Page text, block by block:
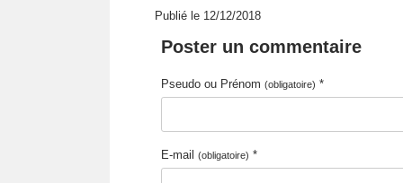
Publié le 12/12/2018
Poster un commentaire
Pseudo ou Prénom (obligatoire) *
E-mail (obligatoire) *